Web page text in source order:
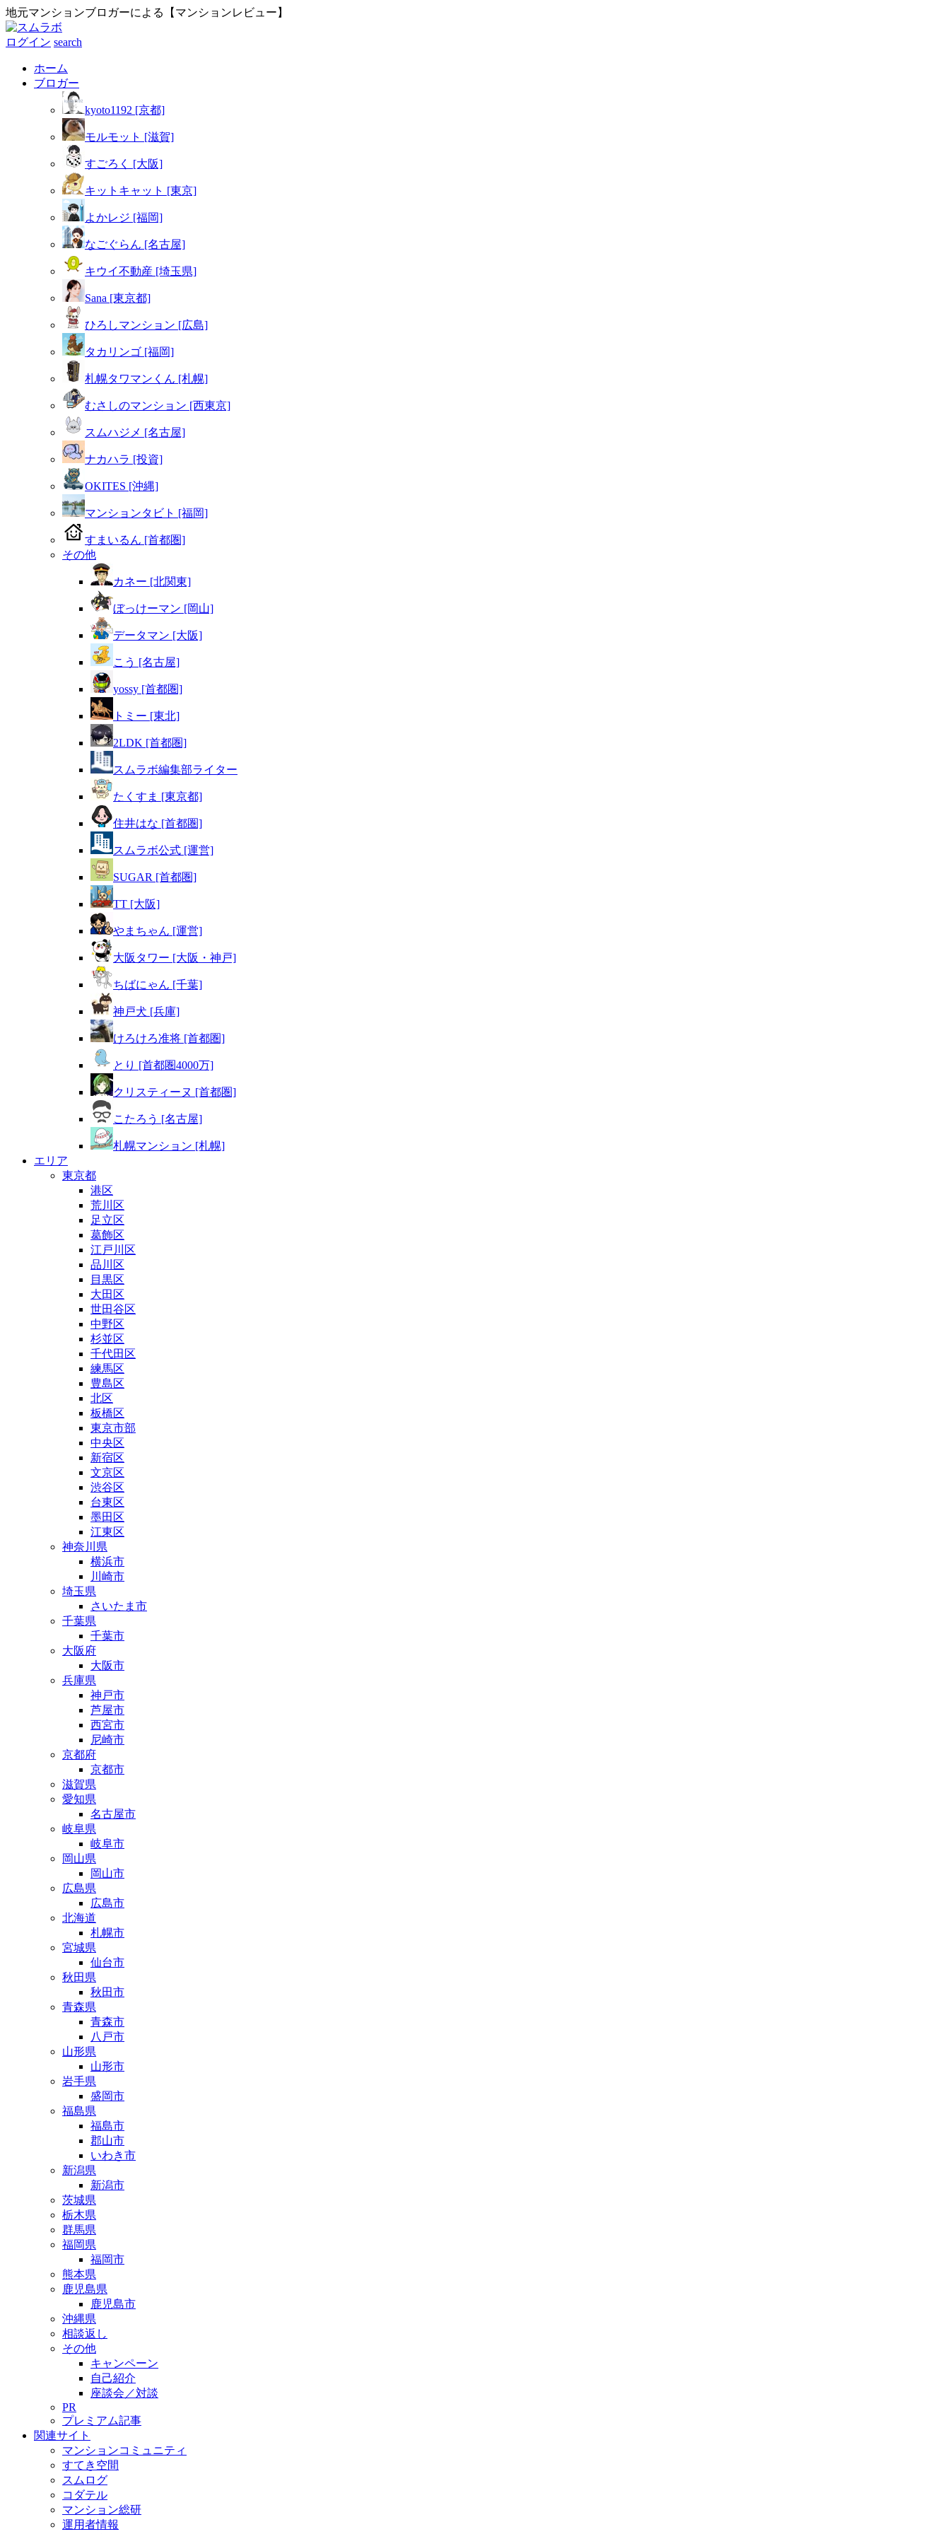
地元マンションブロガーによる【マンションレビュー】
ログイン search
ホーム
ブロガー
kyoto1192 [京都]
モルモット [滋賀]
すごろく [大阪]
キットキャット [東京]
よかレジ [福岡]
なごぐらん [名古屋]
キウイ不動産 [埼玉県]
Sana [東京都]
ひろしマンション [広島]
タカリンゴ [福岡]
札幌タワマンくん [札幌]
むさしのマンション [西東京]
スムハジメ [名古屋]
ナカハラ [投資]
OKITES [沖縄]
マンションタビト [福岡]
すまいるん [首都圏]
その他
カネー [北関東]
ぼっけーマン [岡山]
データマン [大阪]
こう [名古屋]
yossy [首都圏]
トミー [東北]
2LDK [首都圏]
スムラボ編集部ライター
たくすま [東京都]
住井はな [首都圏]
スムラボ公式 [運営]
SUGAR [首都圏]
TT [大阪]
やまちゃん [運営]
大阪タワー [大阪・神戸]
ちばにゃん [千葉]
神戸犬 [兵庫]
けろけろ准将 [首都圏]
とり [首都圏4000万]
クリスティーヌ [首都圏]
こたろう [名古屋]
札幌マンション [札幌]
エリア
東京都
港区
荒川区
足立区
葛飾区
江戸川区
品川区
目黒区
大田区
世田谷区
中野区
杉並区
千代田区
練馬区
豊島区
北区
板橋区
東京市部
中央区
新宿区
文京区
渋谷区
台東区
墨田区
江東区
神奈川県
横浜市
川崎市
埼玉県
さいたま市
千葉県
千葉市
大阪府
大阪市
兵庫県
神戸市
芦屋市
西宮市
尼崎市
京都府
京都市
滋賀県
愛知県
名古屋市
岐阜県
岐阜市
岡山県
岡山市
広島県
広島市
北海道
札幌市
宮城県
仙台市
秋田県
秋田市
青森県
青森市
八戸市
山形県
山形市
岩手県
盛岡市
福島県
福島市
郡山市
いわき市
新潟県
新潟市
茨城県
栃木県
群馬県
福岡県
福岡市
熊本県
鹿児島県
鹿児島市
沖縄県
相談返し
その他
キャンペーン
自己紹介
座談会／対談
PR
プレミアム記事
関連サイト
マンションコミュニティ
すてき空間
スムログ
コダテル
マンション総研
運用者情報